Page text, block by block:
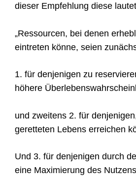
dieser Empfehlung diese lautet
„Ressourcen, bei denen
eintreten könne, seien
1. für denjenigen zu
höhere
und zweitens 2. für
geretteten Lebens erreichen
Und 3. für denjenigen durch
eine Maximierung des